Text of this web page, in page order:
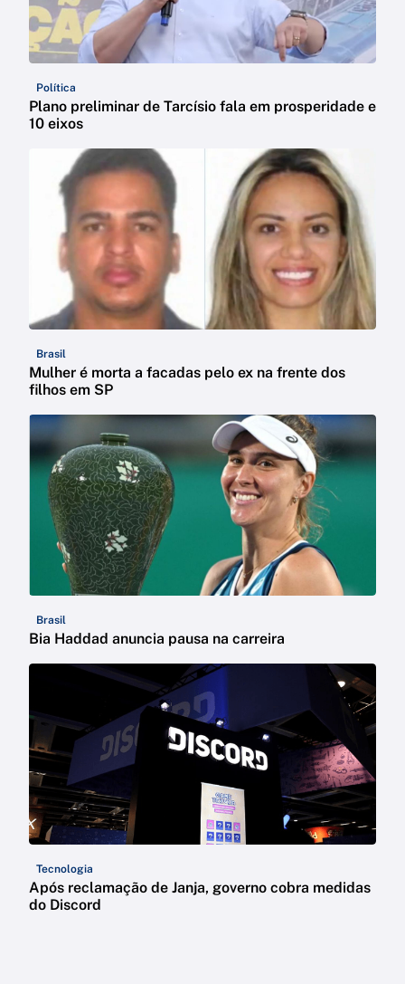
Política
Plano preliminar de Tarcísio fala em prosperidade e
10 eixos
Brasil
Mulher é morta a facadas pelo ex na frente dos
filhos em SP
Brasil
Bia Haddad anuncia pausa na carreira
Tecnologia
Após reclamação de Janja, governo cobra medidas
do Discord